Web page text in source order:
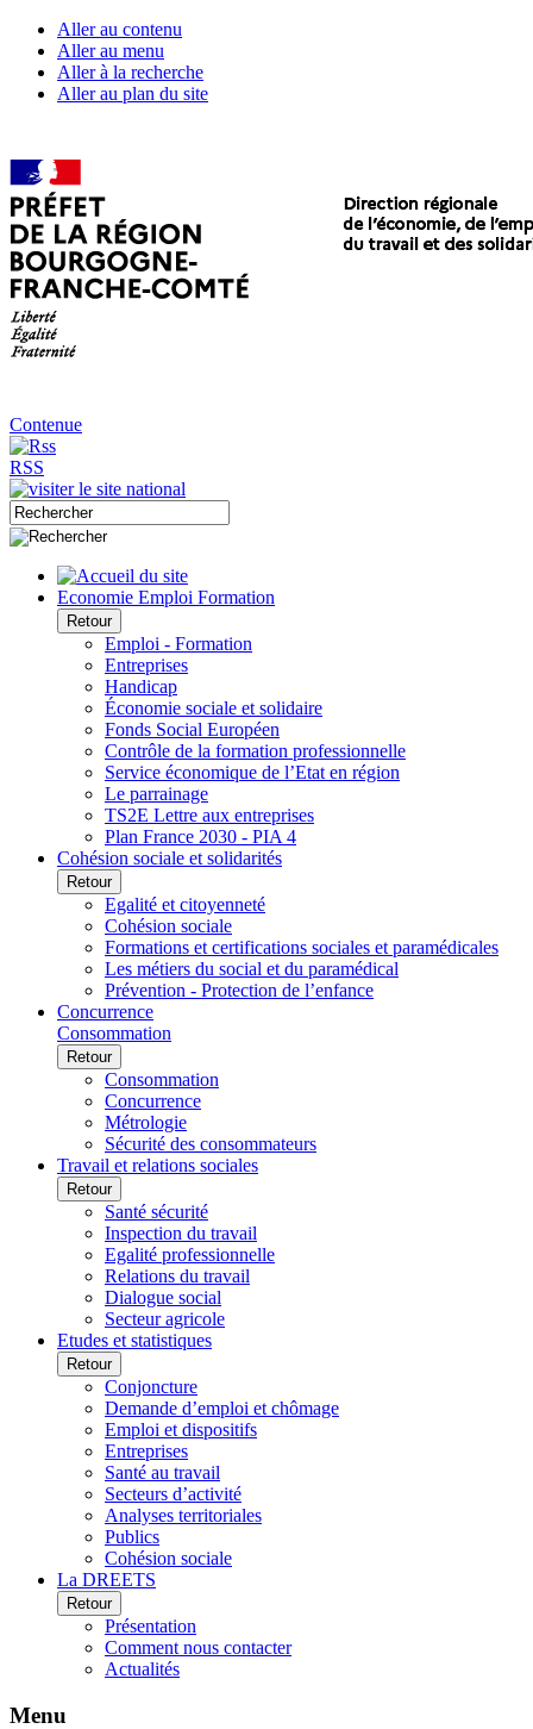
Aller au contenu
Aller au menu
Aller à la recherche
Aller au plan du site
Contenue
RSS
Economie Emploi Formation
Retour
Emploi - Formation
Entreprises
Handicap
Économie sociale et solidaire
Fonds Social Européen
Contrôle de la formation professionnelle
Service économique de l’Etat en région
Le parrainage
TS2E Lettre aux entreprises
Plan France 2030 - PIA 4
Cohésion sociale et solidarités
Retour
Egalité et citoyenneté
Cohésion sociale
Formations et certifications sociales et paramédicales
Les métiers du social et du paramédical
Prévention - Protection de l’enfance
Concurrence
Consommation
Retour
Consommation
Concurrence
Métrologie
Sécurité des consommateurs
Travail et relations sociales
Retour
Santé sécurité
Inspection du travail
Egalité professionnelle
Relations du travail
Dialogue social
Secteur agricole
Etudes et statistiques
Retour
Conjoncture
Demande d’emploi et chômage
Emploi et dispositifs
Entreprises
Santé au travail
Secteurs d’activité
Analyses territoriales
Publics
Cohésion sociale
La DREETS
Retour
Présentation
Comment nous contacter
Actualités
Menu